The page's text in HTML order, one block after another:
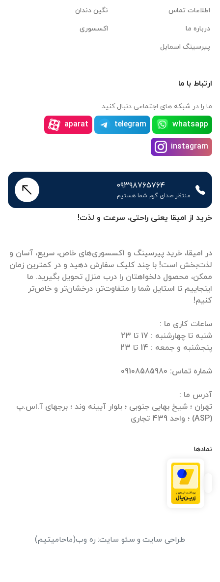
خرید از امیقا یعنی راحتی، سرعت و لذت!
در امیقا، خرید پیرسینگ و اکسسوری‌های خاص، سریع، آسان و
لذت‌بخش است! با چند کلیک سفارش دهید و در کمترین زمان
ممکن، محصول دلخواهتان را درب منزل تحویل بگیرید. ما
اینجاییم تا استایل شما را متفاوت‌تر، درخشان‌تر و خاص‌تر
تهران ؛ شیخ بهایی جنوبی ؛ بلوار آیینه وند ؛ برجهای آ.اس.پ
(ASP) ؛ واحد 439 تجاری
نمادها
اطلاعات تماس
درباره ما
پیرسینگ اسمایل
نگین دندان
اکسسوری
ارتباط با ما
ما را در شبکه های اجتماعی دنبال کنید
whatsapp
telegram
aparat
instagram
۰۹۳۹۸۷۶۵۷۶۴
منتظر صدای گرم شما هستیم
طراحی سایت و سئو سایت: ره وب(ماحامیتیم)